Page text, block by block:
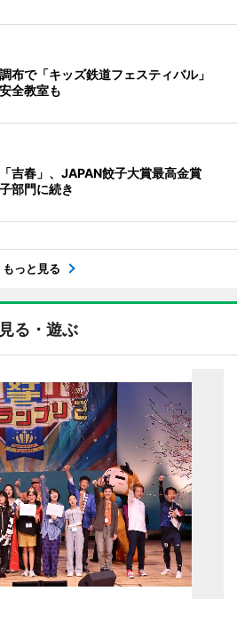
布で「キッズ鉄道フェスティバル」
全教室も
吉春」、JAPAN餃子大賞最高金賞
部門に続き
もっと見る
見る・遊ぶ